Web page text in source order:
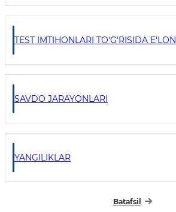
TEST IMTIHONLARI TO'G'RISIDA E'LON
SAVDO JARAYONLARI
YANGILIKLAR
Batafsil